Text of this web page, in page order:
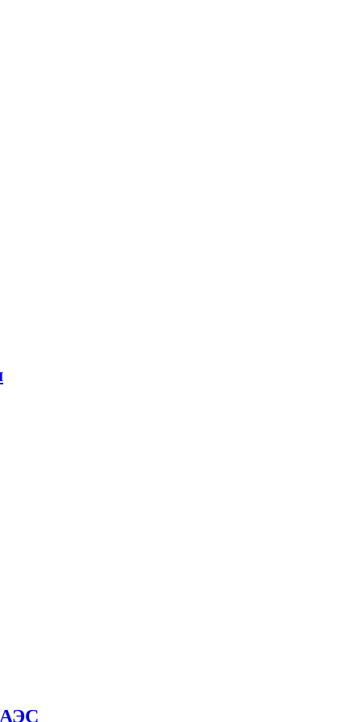
АЭС